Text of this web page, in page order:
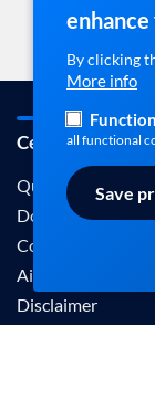
Cebam /
Qui sommes-nous
Documentation
Contact
Aide
Disclaimer
By clicking
More info
all functional
Save